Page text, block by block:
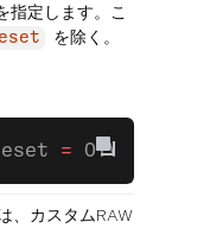
指定します。こ
を除く。
=
、カスタムRAW